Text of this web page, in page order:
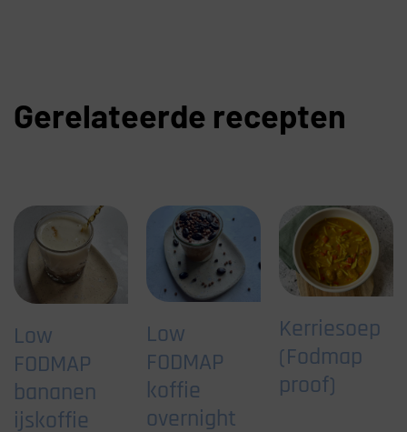
Gerelateerde recepten
Low
FODMAP
bananen
ijskoffie
Low
FODMAP
koffie
overnight
Kerriesoep
(Fodmap
proof)